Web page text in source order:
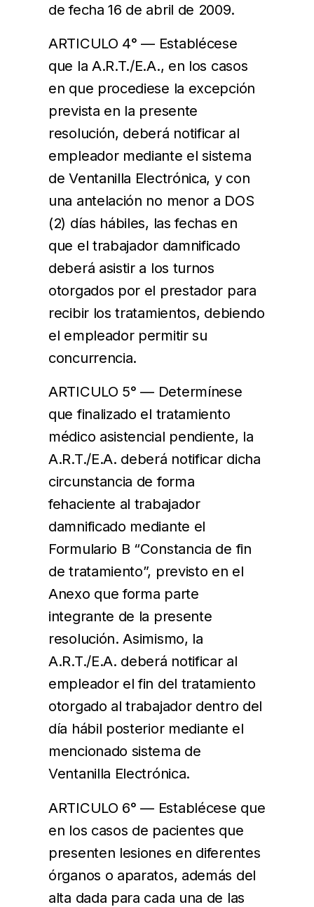
de fecha 16 de abril de 2009.
ARTICULO 4° — Establécese
que la A.R.T./E.A., en los casos
en que procediese la excepción
prevista en la presente
resolución, deberá notificar al
empleador mediante el sistema
de Ventanilla Electrónica, y con
una antelación no menor a DOS
(2) días hábiles, las fechas en
que el trabajador damnificado
deberá asistir a los turnos
otorgados por el prestador para
recibir los tratamientos, debiendo
el empleador permitir su
concurrencia.
ARTICULO 5° — Determínese
que finalizado el tratamiento
médico asistencial pendiente, la
A.R.T./E.A. deberá notificar dicha
circunstancia de forma
fehaciente al trabajador
damnificado mediante el
Formulario B “Constancia de fin
de tratamiento”, previsto en el
Anexo que forma parte
integrante de la presente
resolución. Asimismo, la
A.R.T./E.A. deberá notificar al
empleador el fin del tratamiento
otorgado al trabajador dentro del
día hábil posterior mediante el
mencionado sistema de
Ventanilla Electrónica.
ARTICULO 6° — Establécese que
en los casos de pacientes que
presenten lesiones en diferentes
órganos o aparatos, además del
alta dada para cada una de las